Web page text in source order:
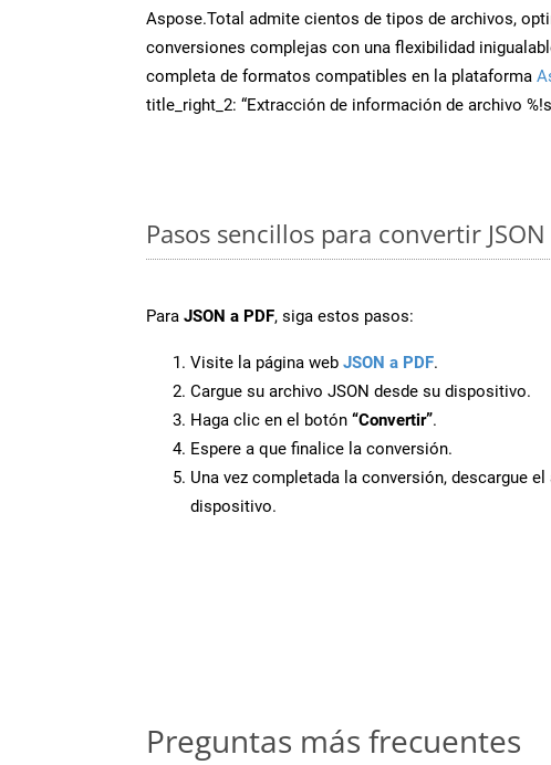
Aspose.Total admite cientos de tipos de archivos,
conversiones complejas con una flexibilidad
completa de formatos compatibles en la plataforma
title_right_2: “Extracción de información de archivo
Pasos sencillos para convertir
Para JSON a PDF, siga estos pasos:
Visite la página web JSON a PDF.
Cargue su archivo JSON desde su dispositivo.
Haga clic en el botón “Convertir”.
Espere a que finalice la conversión.
Una vez completada la conversión, descargue el
dispositivo.
Preguntas más frecuentes